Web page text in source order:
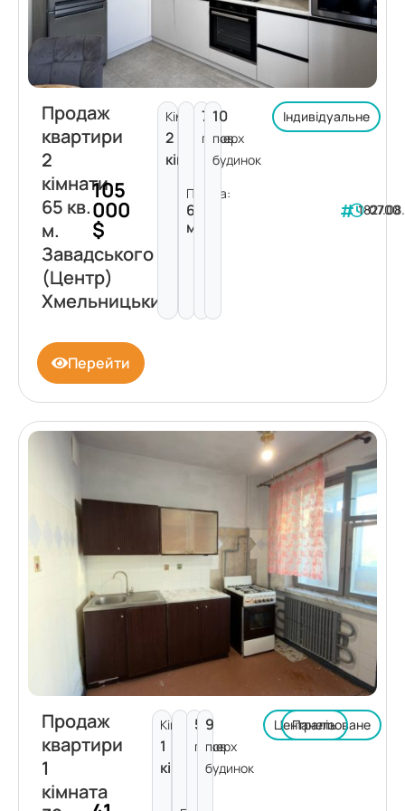
Продаж
квартири
2
кімнати
65 кв.
м.
Завадського
(Центр)
Хмельницький
105
000
$
Кімнат:
2
кімнати
Площа:
65
м²
7
поверх
10
пов.
будинок
Індивідуальне
182700
Перейти
Продаж
квартири
1
кімната
Кімнат:
1
кімната
5
поверх
9
пов.
будинок
Централізоване
Панель